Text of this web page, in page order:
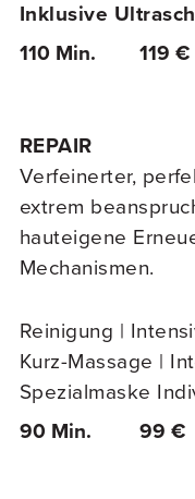
Inklusive
110 Min.
119 €
REPAIR
Verfeinerter,
extrem
hauteigene
Mechanismen.
Reinigung |
Kurz-Massage |
Spezialmaske
90 Min.
99 €